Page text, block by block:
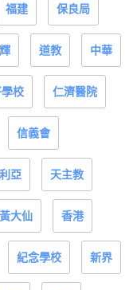
福建 保良局
道教 中華
校 仁濟醫院
信義會
亞 天主教
黃大仙 香港
紀念學校 新界